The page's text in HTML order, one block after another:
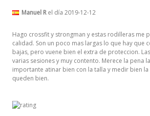
Manuel R el día 2019-12-12
Hago crossfit y strongman y estas rodilleras me
calidad. Son un poco mas largas lo que hay que
bajas, pero vuene bien el extra de proteccion.
varias sesiones y muy contento. Merece la pena
importante atinar bien con la talla y medir bien
queden bien.